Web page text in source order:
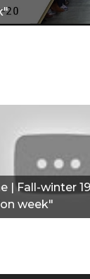
| Fall-winter
week"